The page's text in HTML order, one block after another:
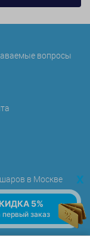
вопросы
в Москве
x
5%
первый заказ